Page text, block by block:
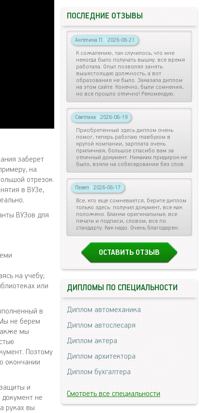
заберет
на
отрезок
в ВУЗе,
ВУЗов для
на учебу;
или
в
не берем
мы
Поэтому
окончании
и
не
руках вы
ПОСЛЕДНИЕ ОТЗЫВЫ
Ангелина П. | 2026-06-21
К сожалению, так случилось, что мне
некогда было получать вышку: все время
работала. Опыт позволял занять
вышестоящую должность, а вот
образования не было. Заказала диплом
на этом сайте. Конечно, были сомнения,
но все прошло отлично! Рекомендую.
Светлана | 2026-06-19
Приобретенный здесь диплом очень
помог, теперь работаю главбухом в
крутой компании, зарплата очень
приличная, большое спасибо вам за
отличный документ. Никаких придирок не
было, взяли на собеседовании без слов.
Павел | 2026-06-17
Все, кто еще сомневается, берите диплом
только здесь: получил документ, все как
положено. Бланки оригинальные, все
печати и подписи, словом, все по
стандарту. Как надо. Очень благодарен.
ОСТАВИТЬ ОТЗЫВ
ДИПЛОМЫ ПО СПЕЦИАЛЬНОСТИ
Диплом автомеханика
Диплом автослесаря
Диплом актера
Диплом архитектора
Диплом бухгалтера
Смотреть все специальности